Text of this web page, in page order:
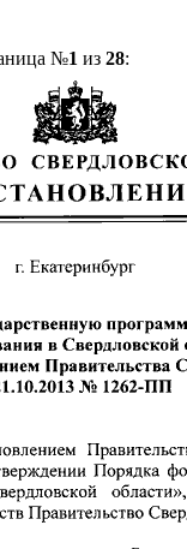
№1 из 28: